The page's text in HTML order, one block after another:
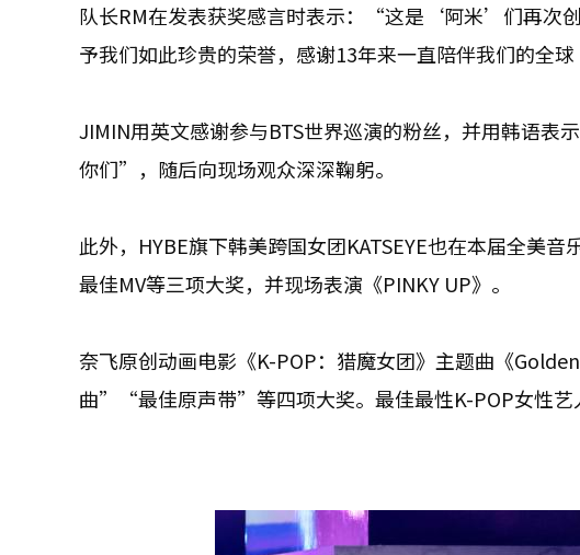
队长RM在发表获奖感言时表示：“这是‘阿米’们再次
予我们如此珍贵的荣誉，感谢13年来一直陪伴我们的全
JIMIN用英文感谢参与BTS世界巡演的粉丝，并用韩语
你们”，随后向现场观众深深鞠躬。
此外，HYBE旗下韩美跨国女团KATSEYE也在本届全美
最佳MV等三项大奖，并现场表演《PINKY UP》。
奈飞原创动画电影《K-POP：猎魔女团》主题曲《
曲”“最佳原声带”等四项大奖。最佳最性K-POP女性艺